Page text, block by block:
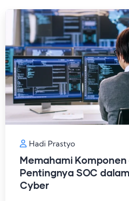
Hadi Prastyo
Memahami Komponen
Pentingnya SOC
Cyber